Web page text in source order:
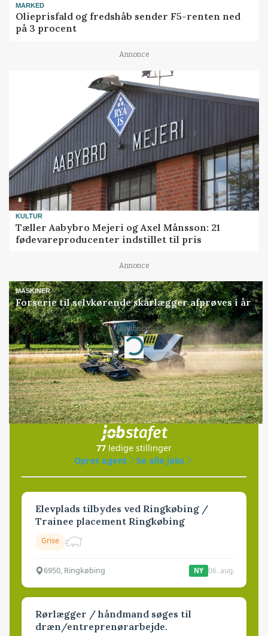
MARKED
Olieprisfald og fredshåb sender F5-renten ned
på 3 procent
Annonce
KULTUR
Tæller Aabybro Mejeri og Axel Månsson: 21
fødevareproducenter indstillet til pris
Annonce
MASKINER
Forserie til selvkørende skårlægger afprøves i år
Annonce
Loading...
Jobs
i samarbejde med
77 ledige stillinger
Opret agent
Se alle jobs
Elevplads tilbydes ved Ringkøbing /
Trainee placement Ringkøbing
Grise
6950, Ringkøbing NY 06. aug.
Rørlægger / håndmand søges til
dræn/entreprenørarbejde.